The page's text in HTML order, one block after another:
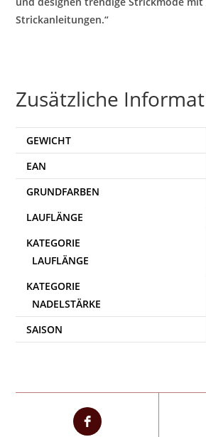
Strickanleitungen.“
Zusätzliche
GEWICHT
EAN
SAISON